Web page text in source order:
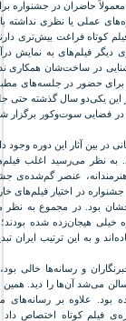
حاضران در جشنواره
عملی یا نظری نداشته
کوتاه فراغت بیش‌تری
دیگر فیلم‌های به نمایش
در ساخت‌شان همکاری
حضور در جلسه‌های
این یکی‌دو سال گذشته حتی
فضایی سوت‌وکور برگزار
در بین آثار این دوره
به نظر می‌رسید اغلب
عنصر گم‌شده‌ی
در اختیار فیلم‌های
بود. در مجموع به نظر
خیلی هیجان‌زده شده
فیلم فرستاده‌اند و به این ترتیب
و رسانه‌ها خالی
می‌شد آن‌ها را دید.
بود. علاوه بر رسانه‌های
فیلم کوتاه اختصاص